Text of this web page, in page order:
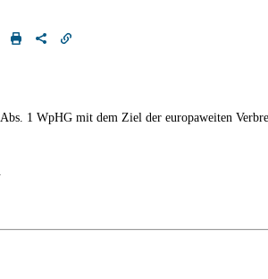
1 WpHG mit dem Ziel der europaweiten